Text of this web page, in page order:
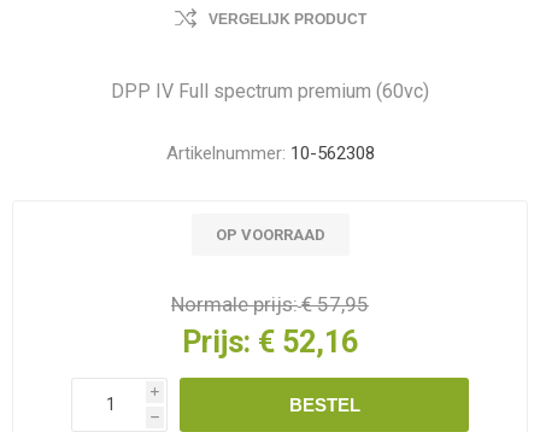
VERGELIJK PRODUCT
DPP IV Full spectrum premium (60vc)
Artikelnummer: 10-562308
OP VOORRAAD
Normale prijs:€ 57,95
Prijs: € 52,16
i
h
BESTEL